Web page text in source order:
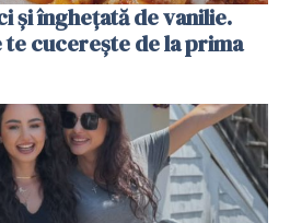
și înghețată de vanilie.
cucerește de la prima